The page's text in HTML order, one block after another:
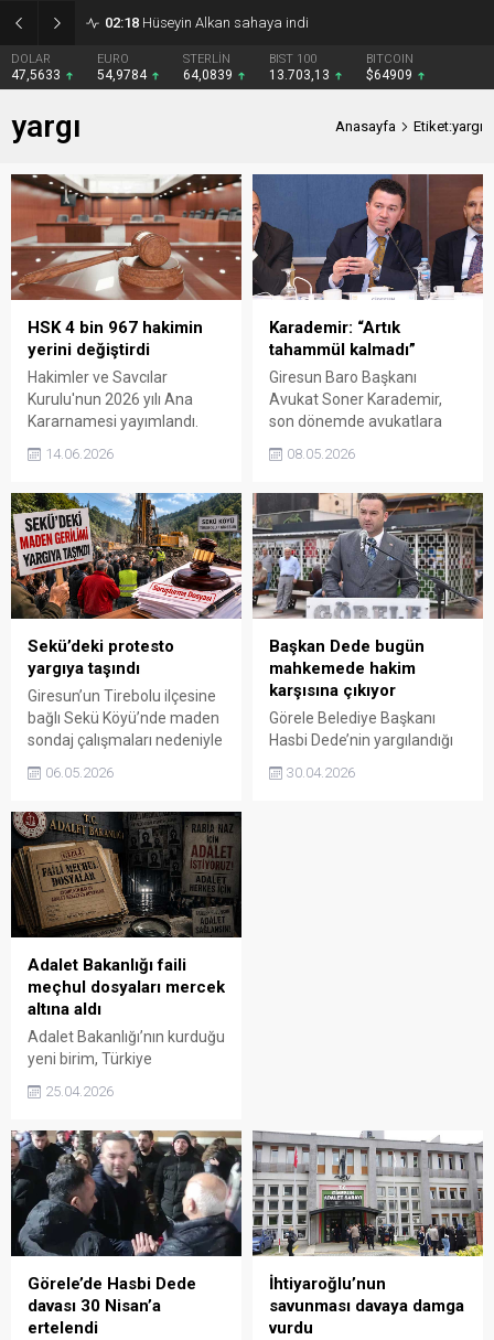
02:18 Hüseyin Alkan sahaya indi
DOLAR
47,5633
EURO
54,9784
STERLİN
64,0839
BIST 100
13.703,13
BITCOIN
$64909
yargı Anasayfa Etiket:yargı
HSK 4 bin 967 hakimin
yerini değiştirdi
Hakimler ve Savcılar
Kurulu'nun 2026 yılı Ana
Kararnamesi yayımlandı.
hakim ve savcının görev yeri
cumhuriyet başsavcısı ile 27
ilin adli yargı komisyon
başkanı da yeni görevlerine
atandı.
14.06.2026
Karademir: “Artık
tahammül kalmadı”
Giresun Baro Başkanı
Avukat Soner Karademir,
son dönemde avukatlara
olaylarına sert tepki
savunma makamına yönelik
saldırılara karşı daha etkin
ve eylemsel bir sürecin
kaçınılmaz hale geldiğini
söyledi.
08.05.2026
Sekü’deki protesto
yargıya taşındı
Giresun’un Tirebolu ilçesine
bağlı Sekü Köyü’nde maden
sondaj çalışmaları nedeniyle
taşındı. Bölgede faaliyet
protestolar sonrası İYİ Parti
Tirebolu İl Genel Meclis
Üyesi Ömer Cebeci’nin
emniyete davet edilerek
ifadesine başvurulacağı
öğrenildi. Sosyal medyada
paylaşılan görüntülerde,
Cebeci ile birlikte hareket
eden bir grubun sondaj
makinesinin önünü...
06.05.2026
Başkan Dede bugün
mahkemede hakim
karşısına çıkıyor
Görele Belediye Başkanı
Hasbi Dede’nin yargılandığı
duruşma gerçekleştirilecek.
30.04.2026
Adalet Bakanlığı faili
meçhul dosyaları mercek
altına aldı
Adalet Bakanlığı’nın kurduğu
yeni birim, Türkiye
dosyaları incelemeye aldı.
ve maktul sayısıyla dikkat
çeken iller arasında yer aldı.
25.04.2026
Görele’de Hasbi Dede
davası 30 Nisan’a
ertelendi
İhtiyaroğlu’nun
savunması davaya damga
vurdu